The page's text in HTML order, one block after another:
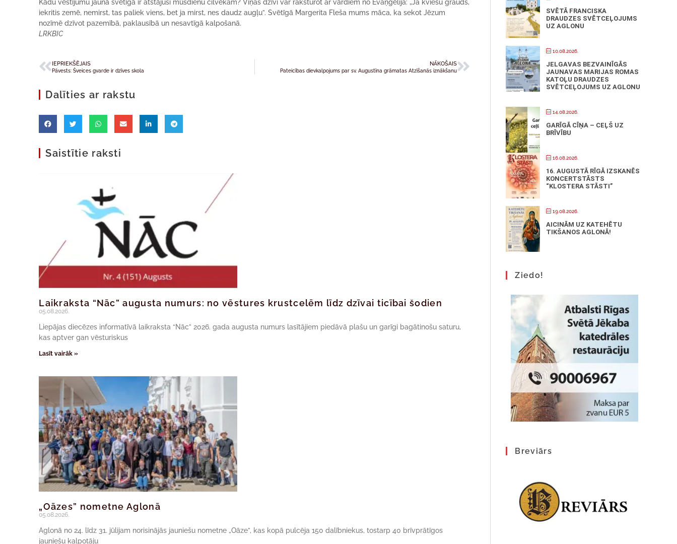
Kādu vēstījumu jaunā svētīgā ir atstājusi mūsdienu cilvēkam? Viņas dzīvi var raksturot ar vārdiem no Evaņģēlija: „Ja kviešu grauds,
iekritis zemē, nemirst, tas paliek viens, bet ja mirst, nes daudz augļu”. Svētīgā Margerita Fleša mums māca, ka sekot Jēzum
nozīmē dzīvot pazemībā, paklausībā un nesavtīgā kalpošanā.
LRKBIC
IEPRIEKŠĒJAIS
Pāvests: Šveices gvarde ir dzīves skola
NĀKOŠAIS
Pateicības dievkalpojums par sv. Augustīna grāmatas Atzīšanās iznākšanu
Dalīties ar rakstu
Saistītie raksti
Laikraksta “Nāc” augusta numurs: no vēstures krustcelēm līdz dzīvai ticībai šodien
05.08.2026.
Liepājas diecēzes informatīvā laikraksta “Nāc” 2026. gada augusta numurs lasītājiem piedāvā plašu un garīgi bagātinošu saturu,
kas aptver gan vēsturiskus
Lasīt vairāk »
„Oāzes” nometne Aglonā
05.08.2026.
Aglonā no 24. līdz 31. jūlijam norisinājās jauniešu nometne „Oāze”, kas kopā pulcēja 150 dalībniekus, tostarp 40 brīvprātīgos
jauniešu kalpotāju
SVĒTĀ FRANCISKA
DRAUDZES SVĒTCEĻOJUMS
UZ AGLONU
10.08.2026.
JELGAVAS BEZVAINĪGĀS
JAUNAVAS MARIJAS ROMAS
KATOĻU DRAUDZES
SVĒTCEĻOJUMS UZ AGLONU
14.08.2026.
GARĪGĀ CĪŅA – CEĻŠ UZ
BRĪVĪBU
16.08.2026.
16. AUGUSTĀ RĪGĀ IZSKANĒS
KONCERTSTĀSTS
“KLOSTERA STĀSTI”
19.08.2026.
AICINĀM UZ KATEHĒTU
TIKŠANOS AGLONĀ!
Ziedo!
Breviārs